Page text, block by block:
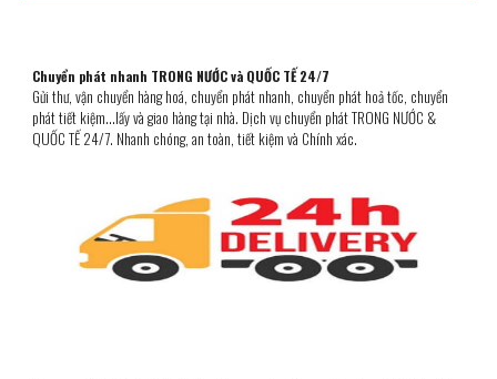
Chuyển phát nhanh TRONG NƯỚC và QUỐC TẾ 24/7
Gửi thư, vận chuyển hàng hoá, chuyển phát nhanh, chuyển phát hoả tốc, chuyển
phát tiết kiệm...lấy và giao hàng tại nhà. Dịch vụ chuyển phátTRONG NƯỚC &
QUỐC TẾ 24/7. Nhanh chóng, an toàn, tiết kiệm và Chính xác.